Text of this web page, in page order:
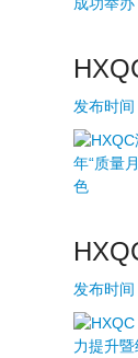
发布时间
发布时间